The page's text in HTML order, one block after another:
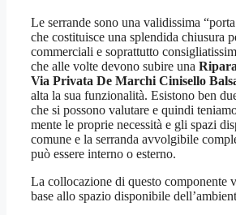
Le serrande sono una validissima
che costituisce una splendida chiusura
commerciali e soprattutto
che alle volte devono subire una
Via Privata De Marchi Cinisello
alta la sua funzionalità. Esistono ben
che si possono valutare e quindi
mente le proprie necessità e gli spazi
comune e la serranda avvolgibile
può essere interno o esterno.
La collocazione di questo componente
base allo spazio disponibile